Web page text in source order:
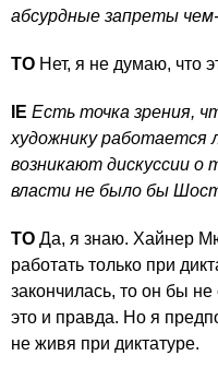
абсурдные запреты
ТО Нет, я не думаю, что
IE Есть точка зрения,
художнику работается
возникают дискуссии о
власти не было бы
ТО Да, я знаю. Хайнер
работать только при
закончилась, то он бы
это и правда. Но я
не живя при диктатуре.